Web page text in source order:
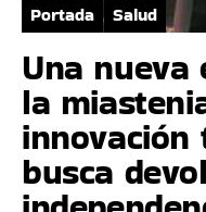
Portada Salud
Una nueva
la
innovación
busca